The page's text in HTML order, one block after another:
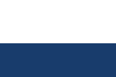
Telefon und sie hat sich